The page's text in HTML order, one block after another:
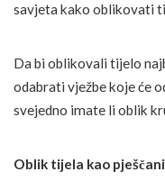
savjeta kako oblikovati
Da bi oblikovali tijelo
odabrati vježbe koje će
svejedno imate li oblik
Oblik tijela kao